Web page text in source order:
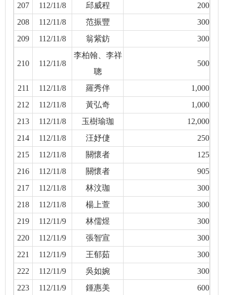
207
112/11/8 邱威程
200
208
112/11/8 范振豐
300
209
112/11/8 翁紫鈁 300
210 112/11/8
李柏翰、李祥
聰
500
211 112/11/8 羅秀伴
1,000
212
112/11/8 黃弘奇
1,000
213
112/11/8 玉樹瑜珈
12,000
214
112/11/8 汪妤倢
250
215
112/11/8 關懷者
125
216
112/11/8 關懷者
905
217
112/11/8 林汶珈
300
218
112/11/8 楊上萱
300
219
112/11/9 林儒煜
300
220
112/11/9 張智宣
300
221
112/11/9 王郁茹
300
222
112/11/9 吳如婉
300
223
112/11/9 鍾惠美
600